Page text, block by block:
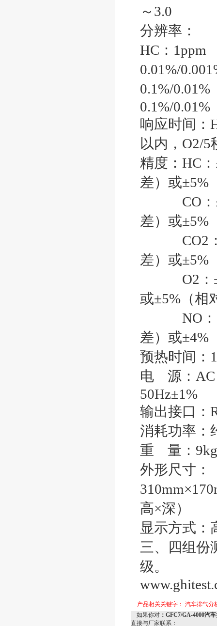
～3.0
分辨率：
HC：1ppm
0.01%/
0.1%/
0.1%/
响应时间：
以内，O2/5
精度：HC
差）或±5%
CO：
差）或±5%
CO2：
差）或±5%
O2：
或±5%（相
NO：
差）或±4%
预热时间：
电 源：AC
50Hz±1%
输出接口：
消耗功率：
重 量：9kg
外形尺寸：
高×深）
显示方式：
三、四组份
级。
产品相关关键字： 汽车排气分
如果你对 ：GFC7/GA-4000汽
直接与厂家联系：